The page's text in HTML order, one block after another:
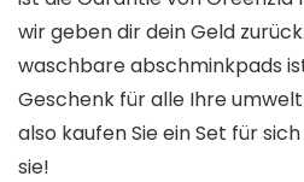
wir geben dir dein Geld
waschbare abschminkpads
Geschenk für alle Ihre
also kaufen Sie ein Set für
sie!